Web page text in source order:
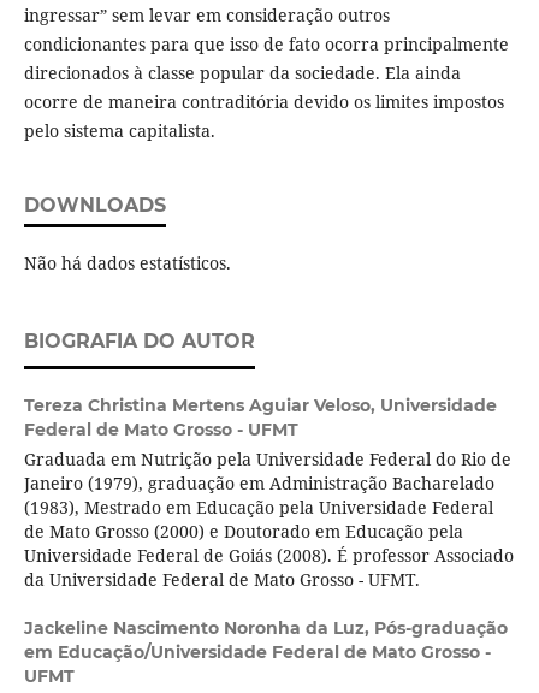
ingressar” sem levar em consideração outros
condicionantes para que isso de fato ocorra principalmente
direcionados à classe popular da sociedade. Ela ainda
ocorre de maneira contraditória devido os limites impostos
pelo sistema capitalista.
DOWNLOADS
Não há dados estatísticos.
BIOGRAFIA DO AUTOR
Tereza Christina Mertens Aguiar Veloso, Universidade
Federal de Mato Grosso - UFMT
Graduada em Nutrição pela Universidade Federal do Rio de
Janeiro (1979), graduação em Administração Bacharelado
(1983), Mestrado em Educação pela Universidade Federal
de Mato Grosso (2000) e Doutorado em Educação pela
Universidade Federal de Goiás (2008). É professor Associado
da Universidade Federal de Mato Grosso - UFMT.
Jackeline Nascimento Noronha da Luz, Pós-graduação
em Educação/Universidade Federal de Mato Grosso -
UFMT